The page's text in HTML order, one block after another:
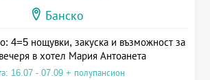
Банско
4=5 нощувки, закуска и възможност за
в хотел Мария Антоанета
16.07 - 07.09 + полупансион